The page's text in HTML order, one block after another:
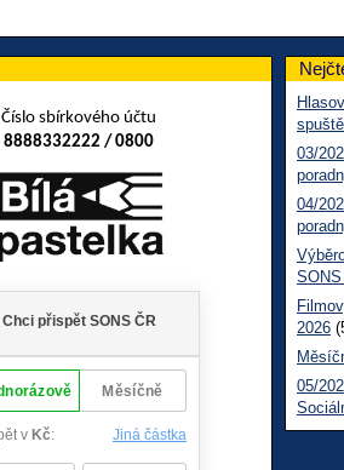
Číslo sbírkového účtu
8888332222 / 0800
03/
04/
SONS
2026
05/